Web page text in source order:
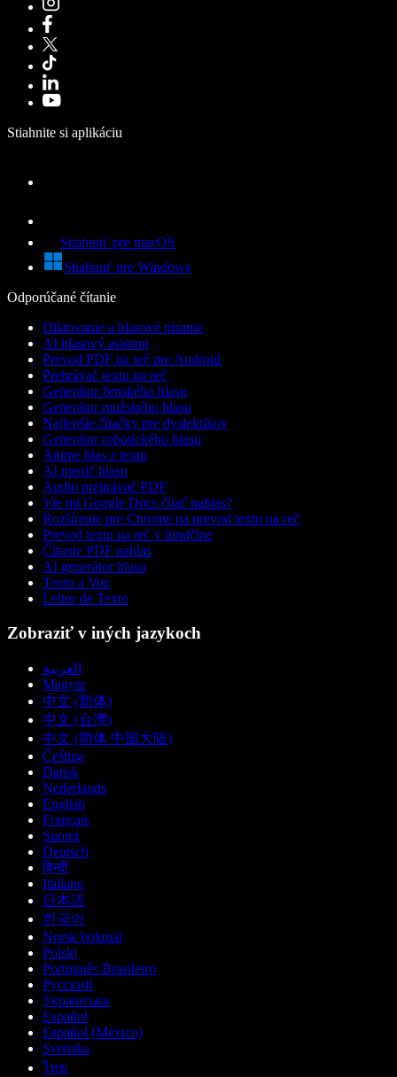
Stiahnite si aplikáciu
Stiahnuť pre macOS
Stiahnuť pre Windows
Odporúčané čítanie
Diktovanie a hlasové písanie
AI hlasový asistent
Prevod PDF na reč pre Android
Prehrávač textu na reč
Generátor ženského hlasu
Generátor mužského hlasu
Najlepšie čítačky pre dyslektikov
Generátor robotického hlasu
Anime hlas z textu
AI menič hlasu
Audio prehrávač PDF
Vie mi Google Docs čítať nahlas?
Rozšírenie pre Chrome na prevod textu na reč
Prevod textu na reč v hindčine
Čítanie PDF nahlas
AI generátor hlasu
Texto a Voz
Leitor de Texto
Zobraziť v iných jazykoch
العربية
Magyar
中文 (简体)
中文 (台灣)
中文 (简体 中国大陆)
Čeština
Dansk
Nederlands
English
Français
Suomi
Deutsch
हिन्दी
Italiano
日本語
한국어
Norsk bokmål
Polski
Português Brasileiro
Русский
Українська
Español
Español (México)
Svenska
ไทย